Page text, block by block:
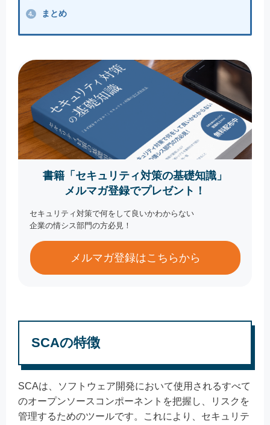
4. まとめ
書籍「セキュリティ対策の基礎知識」
メルマガ登録でプレゼント！
セキュリティ対策で何をして良いかわからない
企業の情シス部門の方必見！
メルマガ登録はこちらから
SCAの特徴
SCAは、ソフトウェア開発において使用されるすべて
のオープンソースコンポーネントを把握し、リスクを
管理するためのツールです。これにより、セキュリテ